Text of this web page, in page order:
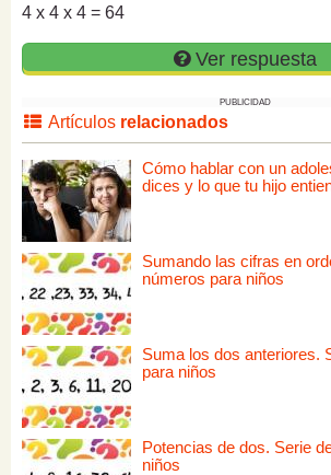
4 x 4 x 4 = 64
Ver respuesta
PUBLICIDAD
Artículos relacionados
Cómo hablar con un
dices y lo que tu hijo
Sumando las cifras en
números para niños
Suma los dos anteriores.
para niños
Potencias de dos. Serie
niños